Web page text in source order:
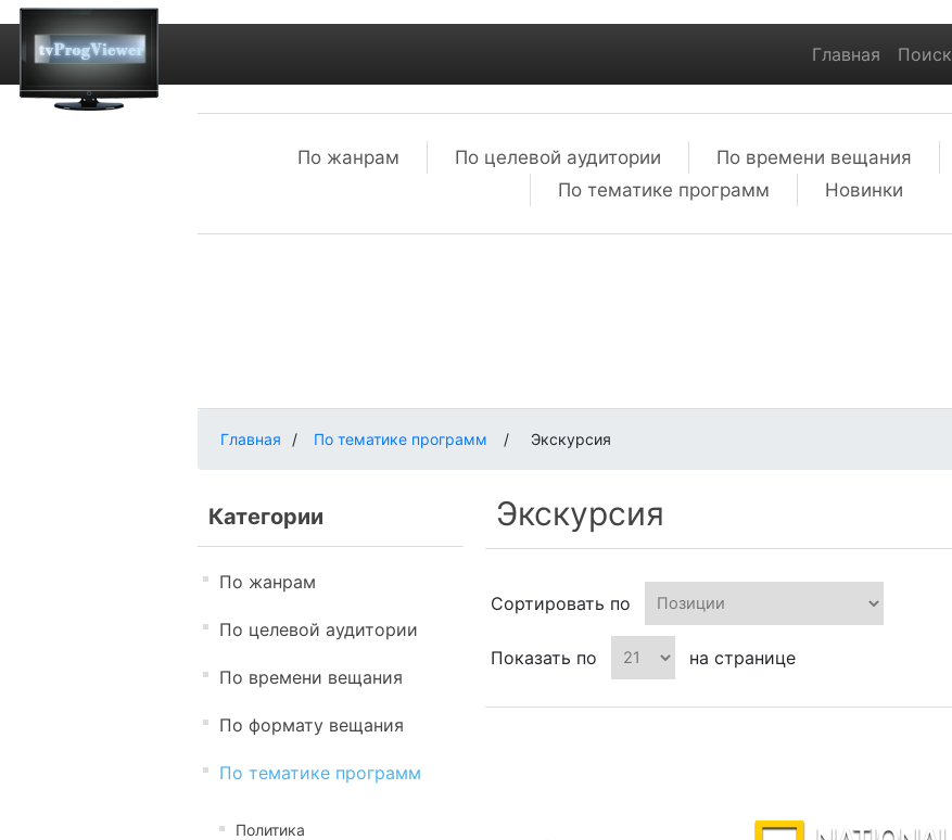
Главная Поиск
По жанрам По целевой аудитории По времени вещания
По тематике программ
Новинки
Главная / По тематике программ / Экскурсия
Категории
По жанрам
По целевой аудитории
По времени вещания
По формату вещания
По тематике программ
Политика
Экскурсия
Сортировать по
Показать по на странице